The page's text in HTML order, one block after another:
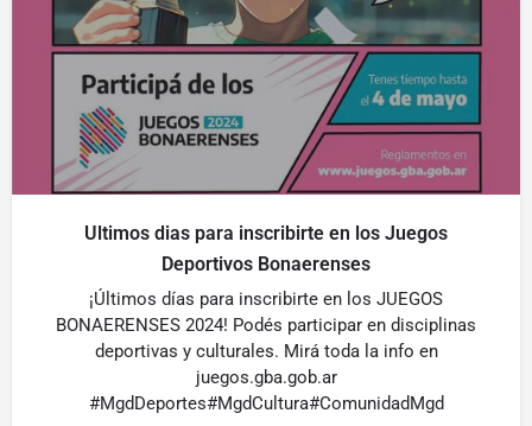
Ultimos dias para inscribirte en los Juegos
Deportivos Bonaerenses
¡Últimos días para inscribirte en los JUEGOS
BONAERENSES 2024! Podés participar en disciplinas
deportivas y culturales. Mirá toda la info en
juegos.gba.gob.ar
#MgdDeportes#MgdCultura#ComunidadMgd